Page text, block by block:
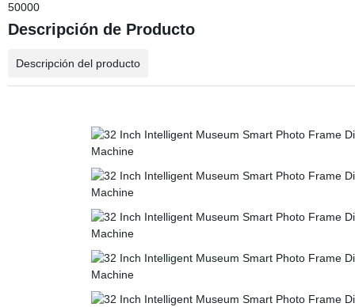
50000
Descripción de Producto
Descripción del producto